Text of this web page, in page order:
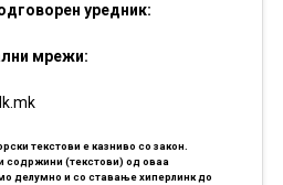
уредник:
мрежи:
текстови е казниво со закон.
содржини (текстови) од оваа
делумно и со ставање хиперлинк до